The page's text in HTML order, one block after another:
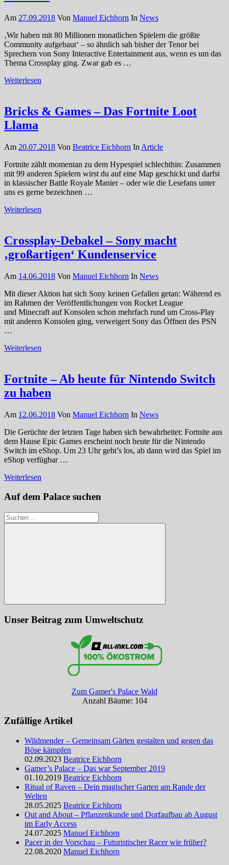
Am 27.09.2018 Von Manuel Eichhorn In News
‚Wir haben mit 80 Millionen monatlichen Spielern die größte
Community aufgebaut‘ – so ähnlich sah bisher der Tenor bei
Sprechern von Sony Interactive Entertainment aus, wenn es um das
Thema Crossplay ging. Zwar gab es …
Weiterlesen
Bricks & Games – Das Fortnite Loot
Llama
Am 20.07.2018 Von Beatrice Eichhorn In Article
Fortnite zählt momentan zu dem Hypespiel schlechthin: Zusammen
mit 99 anderen Spielern wirst du auf eine Map geschickt und darfst
in klassischer Battle Royale Manier – oder wie die Lesefans unter
uns es gerne bezeichnen …
Weiterlesen
Crossplay-Debakel – Sony macht
‚großartigen‘ Kundenservice
Am 14.06.2018 Von Manuel Eichhorn In News
Mit dieser Aktion hat sich Sony keinen Gefallen getan: Während es
im Rahmen der Veröffentlichungen von Rocket League
und Minecraft auf Konsolen schon mehrfach rund um Cross-Play
mit anderen Konsolen ging, verweigert Sony das Öffnen des PSN
…
Weiterlesen
Fortnite – Ab heute für Nintendo Switch
zu haben
Am 12.06.2018 Von Manuel Eichhorn In News
Die Gerüchte der letzten Tage haben sich bewahrheitet: Fortnite aus
dem Hause Epic Games erscheint noch heute für die Nintendo
Switch im eShop. Um 23 Uhr geht’s los, ab dann wird das Spiel im
eShop verfügbar …
Weiterlesen
Auf dem Palace suchen
Suchen
nach:
Suchen
Unser Beitrag zum Umweltschutz
Zum Gamer's Palace Wald
Anzahl Bäume: 104
Zufällige Artikel
Wildmender – Gemeinsam Gärten gestalten und gegen das
Böse kämpfen
02.09.2023 Beatrice Eichhorn
Gamer’s Palace – Das war September 2019
01.10.2019 Beatrice Eichhorn
Ritual of Raven – Dein magischer Garten am Rande der
Welten
28.05.2025 Beatrice Eichhorn
Out and About – Pflanzenkunde und Dorfaufbau ab August
im Early Access
24.07.2025 Manuel Eichhorn
Pacer in der Vorschau – Futuristischer Racer wie früher?
22.08.2020 Manuel Eichhorn